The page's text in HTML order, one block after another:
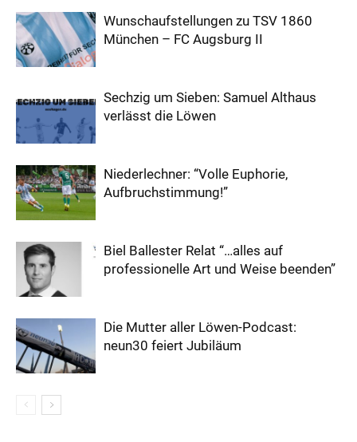
Wunschaufstellungen zu TSV 1860
München – FC Augsburg II
Sechzig um Sieben: Samuel Althaus
verlässt die Löwen
Niederlechner: “Volle Euphorie,
Aufbruchstimmung!”
Biel Ballester Relat “…alles auf
professionelle Art und Weise beenden”
Die Mutter aller Löwen-Podcast:
neun30 feiert Jubiläum